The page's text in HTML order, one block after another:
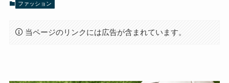
ファッション
当ページのリンクには広告が含まれています。